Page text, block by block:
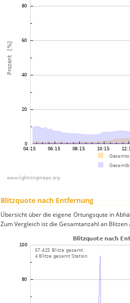
Blitzquote nach Entfernung
Übersicht über die eigene Ortungsqute in
Zum Vergleich ist die Gesamtanzahl an